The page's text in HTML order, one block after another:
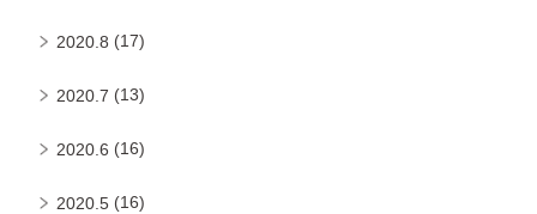
2020.8 (17)
2020.7 (13)
2020.6 (16)
2020.5 (16)